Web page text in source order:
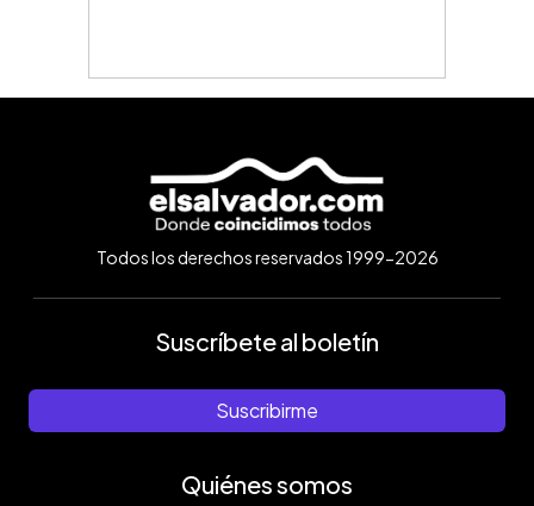
Todos los derechos reservados 1999-2026
Suscríbete al boletín
Suscribirme
Quiénes somos